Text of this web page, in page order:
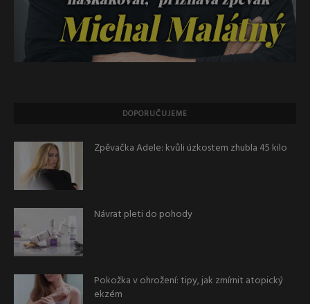
DOPORUČUJEME
Zpěvačka Adele: kvůli úzkostem zhubla 45 kilo
Návrat pleti do pohody
Pokožka v ohrožení: tipy, jak zmírnit atopický
ekzém